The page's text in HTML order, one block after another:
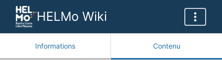
HELMo Wiki
Informations Contenu